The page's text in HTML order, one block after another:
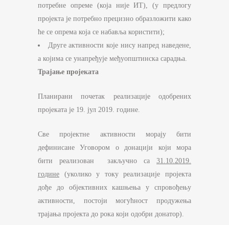
потребне опреме (која није ИТ), (у предлогу
пројекта је потребно прецизно образложити како
ће се опрема која се набавља користити);
Друге активности које нису напред наведене,
а којима се унапређује међуопштинска сарадња.
Трајање пројеката
Планирани почетак реализације одобрених
пројеката је 19. јул 2019. године.
Све пројектне активности морају бити
дефинисане Уговором о донацији који мора
бити реализован закључно са 31.10.2019.
године (уколико у току реализације пројекта
дође до објективних кашњења у спровођењу
активности, постоји могућност продужења
трајања пројекта до рока који одобри донатор).